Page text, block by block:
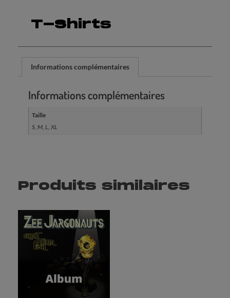
Produits similaires
T-Shirts
Informations complémentaires
Informations complémentaires
Taille
S, M, L, XL